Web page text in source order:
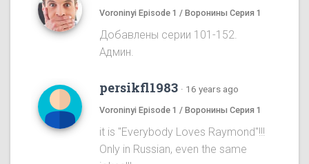
Voroninyi Episode 1 / Воронины Серия 1
Добавлены серии 101-152.
Админ.
persikfl1983 · 16 years ago
Voroninyi Episode 1 / Воронины Серия 1
it is "Everybody Loves Raymond"!!!
Only in Russian, even the same